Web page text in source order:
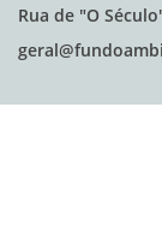
Rua de "O